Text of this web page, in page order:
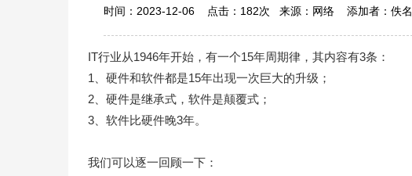
时间：2023-12-06 点击： 182次 来源：网络 添加者：佚名
IT行业从1946年开始，有一个15年周期律，其内容有3条：
1、硬件和软件都是15年出现一次巨大的升级；
2、硬件是继承式，软件是颠覆式；
3、软件比硬件晚3年。
我们可以逐一回顾一下：